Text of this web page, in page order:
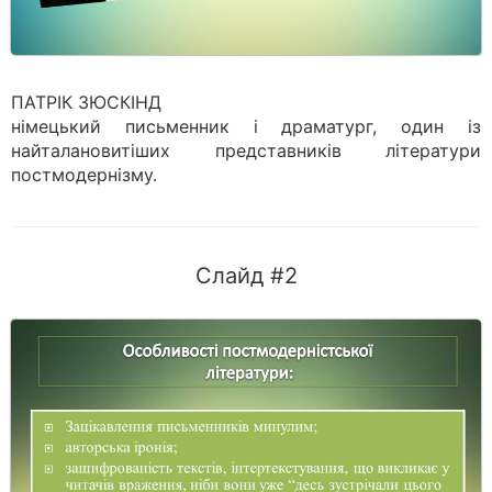
ПАТРІК ЗЮСКІНД
німецький письменник і драматург, один із
найталановитіших представників літератури
постмодернізму.
Слайд #2